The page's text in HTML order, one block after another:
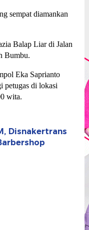
sempat diamankan
Balap Liar di Jalan
Bumbu.
Eka Saprianto
petugas di lokasi
wita.
Disnakertrans